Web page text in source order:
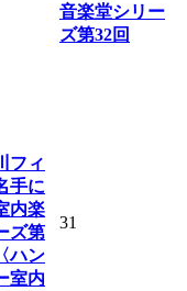
音楽堂シリー
ズ第32回
フィ
手に
内楽
ズ第
ハン
室内
31